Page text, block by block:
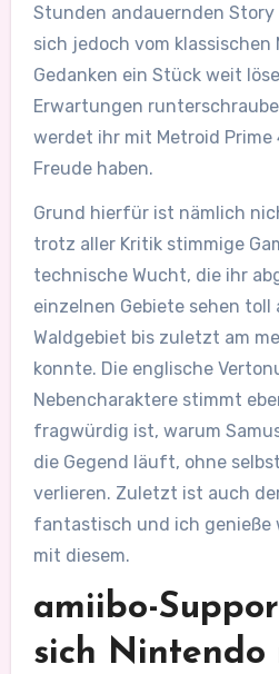
Stunden andauernden Story
sich jedoch vom klassischen
Gedanken ein Stück weit
Erwartungen
werdet ihr mit Metroid Prime
Freude haben.
Grund hierfür ist nämlich
trotz aller Kritik stimmige
technische Wucht, die ihr
einzelnen Gebiete sehen toll
Waldgebiet bis zuletzt am
konnte. Die englische
Nebencharaktere stimmt
fragwürdig ist, warum
die Gegend läuft, ohne
verlieren. Zuletzt ist auch
fantastisch und ich genieße
mit diesem.
amiibo-
sich Nintendo